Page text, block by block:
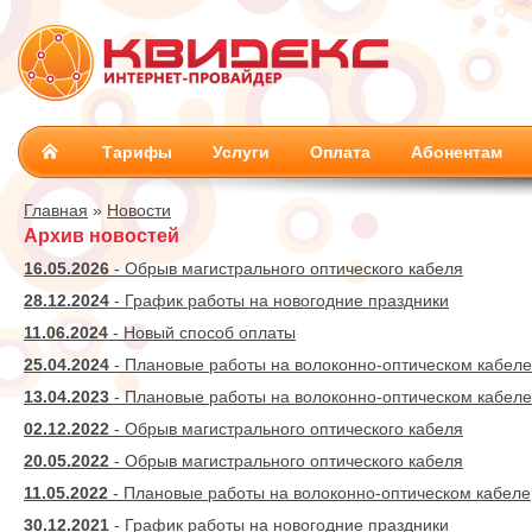
Тарифы Услуги Оплата Абонентам
Главная » Новости
Архив новостей
16.05.2026 - Обрыв магистрального оптического кабеля
28.12.2024 - График работы на новогодние праздники
11.06.2024 - Новый способ оплаты
25.04.2024 - Плановые работы на волоконно-оптическом кабеле
13.04.2023 - Плановые работы на волоконно-оптическом кабеле
02.12.2022 - Обрыв магистрального оптического кабеля
20.05.2022 - Обрыв магистрального оптического кабеля
11.05.2022 - Плановые работы на волоконно-оптическом кабеле
30.12.2021 - График работы на новогодние праздники